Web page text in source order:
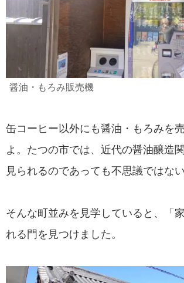
醤油・もろみ販売機
缶コーヒー以外にも醤油・もろみを
よ。たつの市では、近代の醤油醸造
見られるのであっても不思議ではない
そんな町並みを見学していると、「
れる門を見つけました。